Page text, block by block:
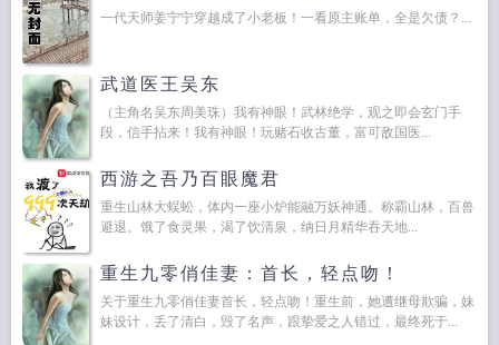
一代天师姜宁宁穿越成了小老板！一看原主账单，全是欠债？...
武道医王吴东
（主角名吴东周美珠）我有神眼！武林绝学，观之即会玄门手
段，信手拈来！我有神眼！玩赌石收古董，富可敌国医...
西游之吾乃百眼魔君
重生山林大蜈蚣，体内一座小炉能融万妖神通。称霸山林，百兽
避退。饿了食灵果，渴了饮清泉，纳日月精华吞天地...
重生九零俏佳妻：首长，轻点吻！
关于重生九零俏佳妻首长，轻点吻！重生前，她遭继母欺骗，妹
妹设计，丢了清白，毁了名声，跟挚爱之人错过，最终死于...